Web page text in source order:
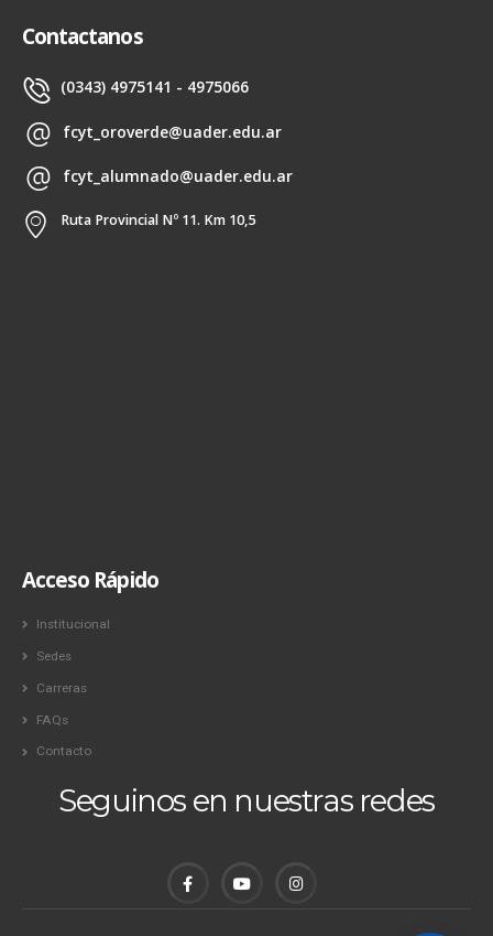
Contactanos
(0343) 4975141 - 4975066
fcyt_oroverde@uader.edu.ar
fcyt_alumnado@uader.edu.ar
Ruta Provincial Nº 11. Km 10,5
Acceso Rápido
Institucional
Sedes
Carreras
FAQs
Contacto
Seguinos en nuestras redes